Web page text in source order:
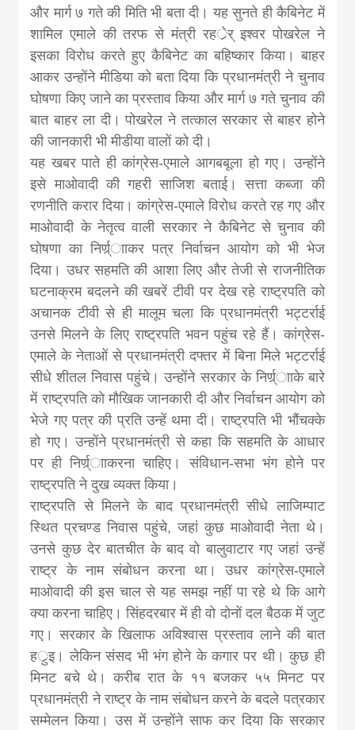
और मार्ग ७ गते की मिति भी बता दी। यह सुनते ही कैबिनेट में
शामिल एमाले की तरफ से मंत्री रहर्ेर् इश्वर पोखरेल ने
इसका विरोध करते हुए कैबिनेट का बहिष्कार किया। बाहर
आकर उन्होंने मीडिया को बता दिया कि प्रधानमंत्री ने चुनाव
घोषणा किए जाने का प्रस्ताव किया और मार्ग ७ गते चुनाव की
बात बाहर ला दी। पोखरेल ने तत्काल सरकार से बाहर होने
की जानकारी भी मीडीया वालों को दी।
यह खबर पाते ही कांग्रेस-एमाले आगबबूला हो गए। उन्होंने
इसे माओवादी की गहरी साजिश बताई। सत्ता कब्जा की
रणनीति करार दिया। कांग्रेस-एमाले विरोध करते रह गए और
माओवादी के नेतृत्व वाली सरकार ने कैबिनेट से चुनाव की
घोषणा का निर्ण्र्ााकर पत्र निर्वाचन आयोग को भी भेज
दिया। उधर सहमति की आशा लिए और तेजी से राजनीतिक
घटनाक्रम बदलने की खबरें टीवी पर देख रहे राष्ट्रपति को
अचानक टीवी से ही मालूम चला कि प्रधानमंत्री भट्टर्राई
उनसे मिलने के लिए राष्ट्रपति भवन पहुंच रहे हैं। कांग्रेस-
एमाले के नेताओं से प्रधानमंत्री दफ्तर में बिना मिले भट्टर्राई
सीधे शीतल निवास पहुंचे। उन्होंने सरकार के निर्ण्र्ााके बारे
में राष्ट्रपति को मौखिक जानकारी दी और निर्वाचन आयोग को
भेजे गए पत्र की प्रति उन्हें थमा दी। राष्ट्रपति भी भौंचक्के
हो गए। उन्होंने प्रधानमंत्री से कहा कि सहमति के आधार
पर ही निर्ण्र्ााकरना चाहिए। संविधान-सभा भंग होने पर
राष्ट्रपति ने दुख व्यक्त किया।
राष्ट्रपति से मिलने के बाद प्रधानमंत्री सीधे लाजिम्पाट
स्थित प्रचण्ड निवास पहुंचे, जहां कुछ माओवादी नेता थे।
उनसे कुछ देर बातचीत के बाद वो बालुवाटार गए जहां उन्हें
राष्ट्र के नाम संबोधन करना था। उधर कांग्रेस-एमाले
माओवादी की इस चाल से यह समझ नहीं पा रहे थे कि आगे
क्या करना चाहिए। सिंहदरबार में ही वो दोनों दल बैठक में जुट
गए। सरकार के खिलाफ अविश्वास प्रस्ताव लाने की बात
हर्ुइ। लेकिन संसद भी भंग होने के कगार पर थी। कुछ ही
मिनट बचे थे। करीब रात के ११ बजकर ५५ मिनट पर
प्रधानमंत्री ने राष्ट्र के नाम संबोधन करने के बदले पत्रकार
सम्मेलन किया। उस में उन्होंने साफ कर दिया कि सरकार